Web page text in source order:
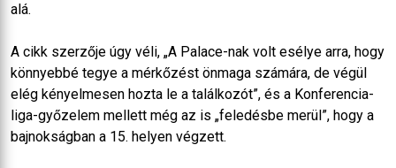
alá.
A cikk szerzője úgy véli, „A Palace-nak volt esélye arra, hogy
könnyebbé tegye a mérkőzést önmaga számára, de végül
elég kényelmesen hozta le a találkozót”, és a Konferencia-
liga-győzelem mellett még az is „feledésbe merül”, hogy a
bajnokságban a 15. helyen végzett.